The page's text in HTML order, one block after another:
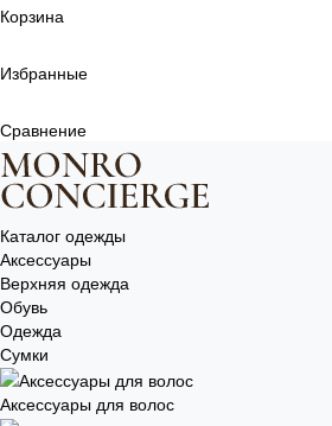
Корзина
Избранные
Сравнение
Каталог одежды
Аксессуары
Верхняя одежда
Обувь
Одежда
Сумки
Аксессуары для волос